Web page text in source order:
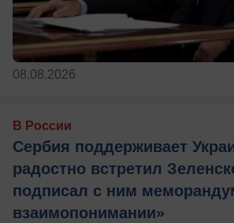
08.08.2026
В России
Сербия поддерживает
радостно встретил
подписал с ним
взаимопонимании»